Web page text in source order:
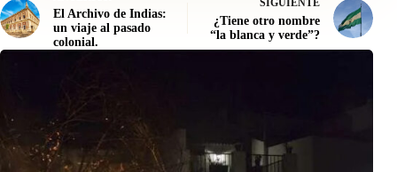
El Archivo de Indias:
un viaje al pasado
colonial.
SIGUIENTE
¿Tiene otro nombre
“la blanca y verde”?